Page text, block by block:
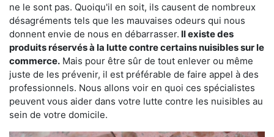
ne le sont pas. Quoiqu'il en soit, ils causent de nombreux
désagréments tels que les mauvaises odeurs qui nous
donnent envie de nous en débarrasser. Il existe des
produits réservés à la lutte contre certains nuisibles sur le
commerce. Mais pour être sûr de tout enlever ou même
juste de les prévenir, il est préférable de faire appel à des
professionnels. Nous allons voir en quoi ces spécialistes
peuvent vous aider dans votre lutte contre les nuisibles au
sein de votre domicile.